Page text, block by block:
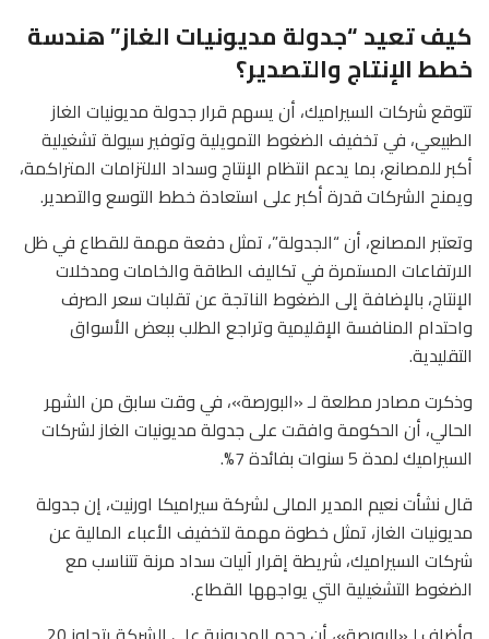
كيف تعيد “جدولة مديونيات الغاز” هندسة
خطط الإنتاج والتصدير؟
تتوقع شركات السيراميك، أن يسهم قرار جدولة مديونيات الغاز
الطبيعي، في تخفيف الضغوط التمويلية وتوفير سيولة تشغيلية
أكبر للمصانع، بما يدعم انتظام الإنتاج وسداد الالتزامات المتراكمة،
ويمنح الشركات قدرة أكبر على استعادة خطط التوسع والتصدير.
وتعتبر المصانع، أن “الجدولة”، تمثل دفعة مهمة للقطاع في ظل
الارتفاعات المستمرة في تكاليف الطاقة والخامات ومدخلات
الإنتاج، بالإضافة إلى الضغوط الناتجة عن تقلبات سعر الصرف
واحتدام المنافسة الإقليمية وتراجع الطلب ببعض الأسواق
التقليدية.
وذكرت مصادر مطلعة لـ «البورصة»، في وقت سابق من الشهر
الحالي، أن الحكومة وافقت على جدولة مديونيات الغاز لشركات
السيراميك لمدة 5 سنوات بفائدة 7%.
قال نشأت نعيم المدير المالى لشركة سيراميكا اورنيت، إن جدولة
مديونيات الغاز، تمثل خطوة مهمة لتخفيف الأعباء المالية عن
شركات السيراميك، شريطة إقرار آليات سداد مرنة تتناسب مع
الضغوط التشغيلية التي يواجهها القطاع.